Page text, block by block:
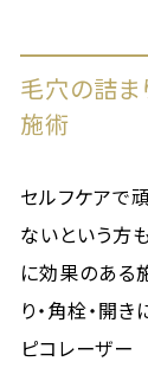
毛穴の詰ま
施術
セルフケアで
ないという方
に効果のある
り・角栓・開
ピコレーザー